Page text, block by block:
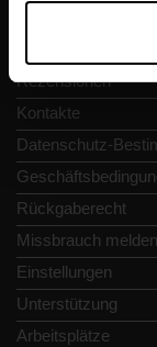
Rezensionen
Kontakte
Datenschutz-
Rückgaberecht
Missbrauch melden
Einstellungen
Unterstützung
Arbeitsplätze